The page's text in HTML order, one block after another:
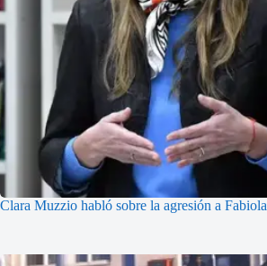
Clara Muzzio habló sobre la agresión a Fabiola